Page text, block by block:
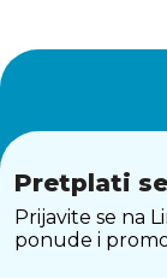
Pretplati
Prijavite se na
ponude i